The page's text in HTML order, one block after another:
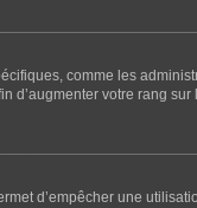
comme les
d’augmenter votre rang
d’empêcher une